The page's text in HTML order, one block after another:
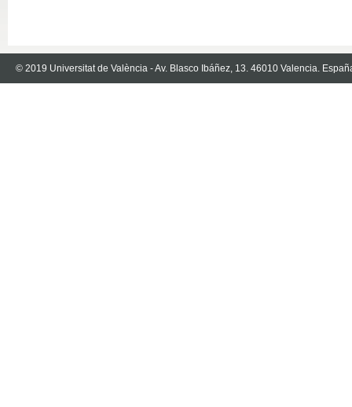
© 2019 Universitat de València - Av. Blasco Ibáñez, 13. 46010 Valencia.